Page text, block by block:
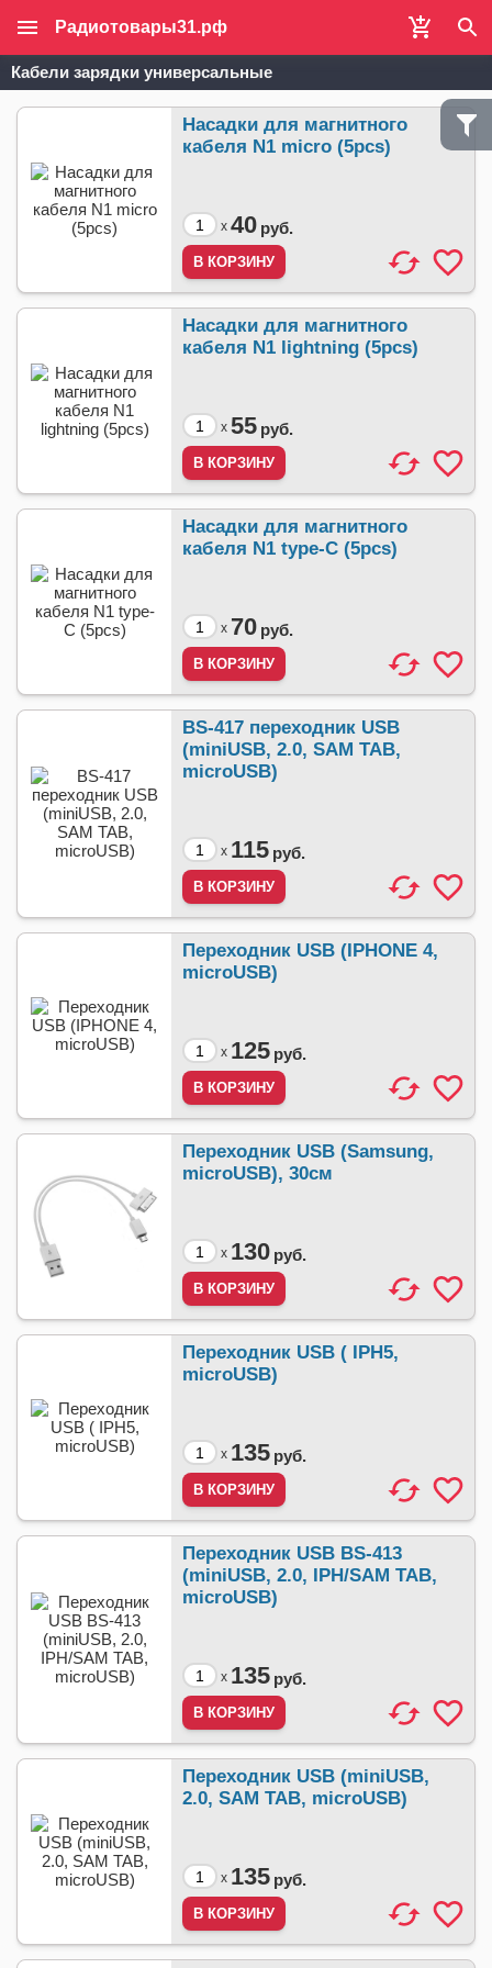
Радиотовары31.рф
Кабели зарядки универсальные
Насадки для магнитного
кабеля N1 micro (5pcs)
x 40 руб.
Насадки для магнитного
кабеля N1 lightning (5pcs)
x 55 руб.
Насадки для магнитного
кабеля N1 type-C (5pcs)
x 70 руб.
BS-417 переходник USB
(miniUSB, 2.0, SAM TAB,
microUSB)
x 115 руб.
Переходник USB (IPHONE 4,
microUSB)
x 125 руб.
Переходник USB (Samsung,
microUSB), 30см
x 130 руб.
Переходник USB ( IPH5,
microUSB)
x 135 руб.
Переходник USB BS-413
(miniUSB, 2.0, IPH/SAM TAB,
microUSB)
x 135 руб.
Переходник USB (miniUSB,
2.0, SAM TAB, microUSB)
x 135 руб.